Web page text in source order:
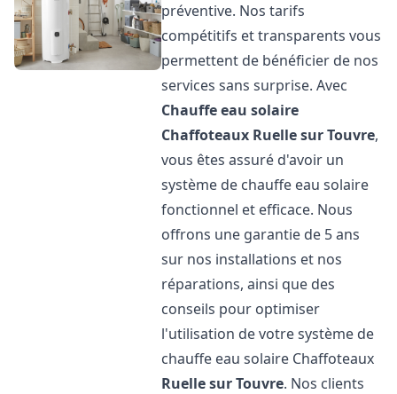
préventive. Nos tarifs
compétitifs et transparents vous
permettent de bénéficier de nos
services sans surprise. Avec
Chauffe eau solaire
Chaffoteaux Ruelle sur Touvre,
vous êtes assuré d'avoir un
système de chauffe eau solaire
fonctionnel et efficace. Nous
offrons une garantie de 5 ans
sur nos installations et nos
réparations, ainsi que des
conseils pour optimiser
l'utilisation de votre système de
chauffe eau solaire Chaffoteaux
Ruelle sur Touvre. Nos clients